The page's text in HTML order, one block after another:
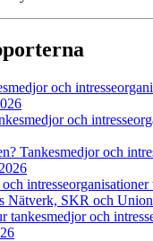
och
och
Tankesmedjor och
Nätverk, SKR och
tankesmedjor och